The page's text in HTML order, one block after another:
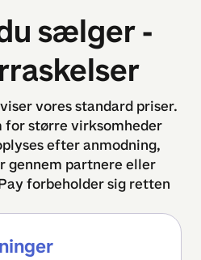
sælger -
vores standard priser.
større virksomheder
efter anmodning,
gennem partnere eller
forbeholder sig retten